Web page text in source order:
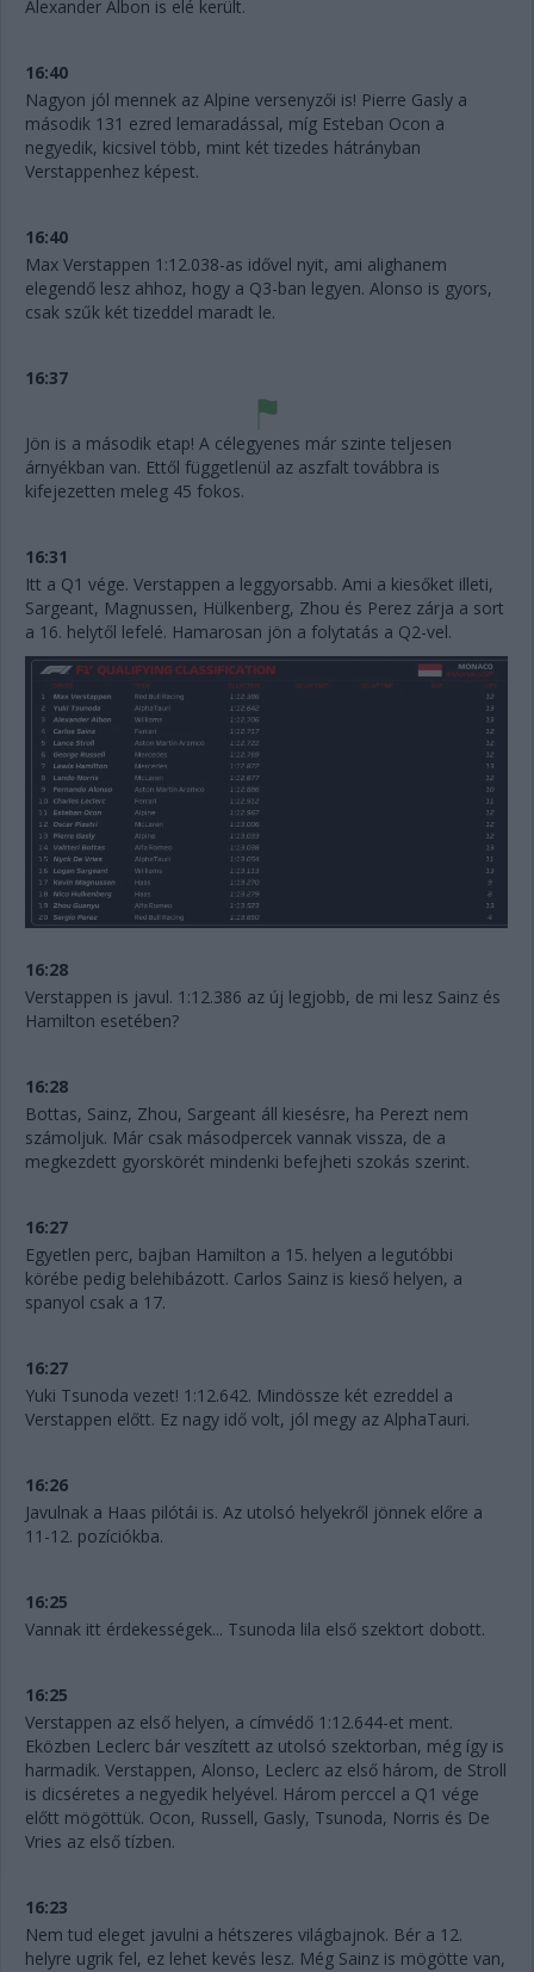
Alexander Albon is elé került.
16:40
Nagyon jól mennek az Alpine versenyzői is! Pierre Gasly a
második 131 ezred lemaradással, míg Esteban Ocon a
negyedik, kicsivel több, mint két tizedes hátrányban
Verstappenhez képest.
16:40
Max Verstappen 1:12.038-as idővel nyit, ami alighanem
elegendő lesz ahhoz, hogy a Q3-ban legyen. Alonso is gyors,
csak szűk két tizeddel maradt le.
16:37
Jön is a második etap! A célegyenes már szinte teljesen
árnyékban van. Ettől függetlenül az aszfalt továbbra is
kifejezetten meleg 45 fokos.
16:31
Itt a Q1 vége. Verstappen a leggyorsabb. Ami a kiesőket illeti,
Sargeant, Magnussen, Hülkenberg, Zhou és Perez zárja a sort
a 16. helytől lefelé. Hamarosan jön a folytatás a Q2-vel.
16:28
Verstappen is javul. 1:12.386 az új legjobb, de mi lesz Sainz és
Hamilton esetében?
16:28
Bottas, Sainz, Zhou, Sargeant áll kiesésre, ha Perezt nem
számoljuk. Már csak másodpercek vannak vissza, de a
megkezdett gyorskörét mindenki befejheti szokás szerint.
16:27
Egyetlen perc, bajban Hamilton a 15. helyen a legutóbbi
körébe pedig belehibázott. Carlos Sainz is kieső helyen, a
spanyol csak a 17.
16:27
Yuki Tsunoda vezet! 1:12.642. Mindössze két ezreddel a
Verstappen előtt. Ez nagy idő volt, jól megy az AlphaTauri.
16:26
Javulnak a Haas pilótái is. Az utolsó helyekről jönnek előre a
11-12. pozíciókba.
16:25
Vannak itt érdekességek... Tsunoda lila első szektort dobott.
16:25
Verstappen az első helyen, a címvédő 1:12.644-et ment.
Eközben Leclerc bár veszített az utolsó szektorban, még így is
harmadik. Verstappen, Alonso, Leclerc az első három, de Stroll
is dicséretes a negyedik helyével. Három perccel a Q1 vége
előtt mögöttük. Ocon, Russell, Gasly, Tsunoda, Norris és De
Vries az első tízben.
16:23
Nem tud eleget javulni a hétszeres világbajnok. Bér a 12.
helyre ugrik fel, ez lehet kevés lesz. Még Sainz is mögötte van,